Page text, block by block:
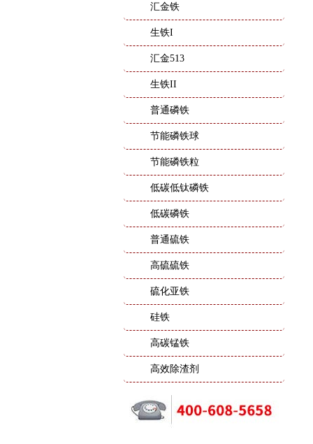
汇金铁
生铁I
汇金513
生铁II
普通磷铁
节能磷铁球
节能磷铁粒
低碳低钛磷铁
低碳磷铁
普通硫铁
高硫硫铁
硫化亚铁
硅铁
高碳锰铁
高效除渣剂